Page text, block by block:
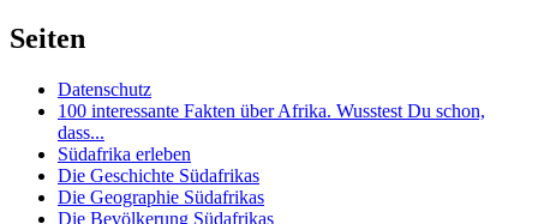
Seiten
Datenschutz
100 interessante Fakten über Afrika. Wusstest Du schon,
dass...
Südafrika erleben
Die Geschichte Südafrikas
Die Geographie Südafrikas
Die Bevölkerung Südafrikas